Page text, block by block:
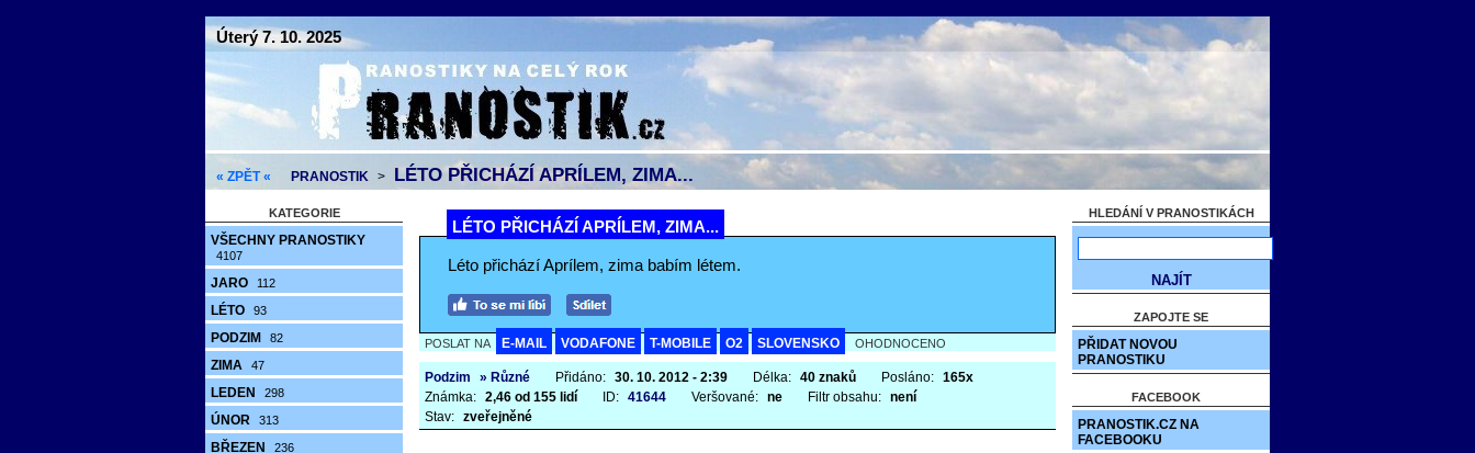
Úterý 7. 10. 2025
« ZPĚT « PRANOSTIK > LÉTO PŘICHÁZÍ APRÍLEM, ZIMA...
KATEGORIE
VŠECHNY PRANOSTIKY
4107
JARO 112
LÉTO 93
PODZIM 82
ZIMA 47
LEDEN 298
ÚNOR 313
BŘEZEN 236
LÉTO PŘICHÁZÍ APRÍLEM, ZIMA...
Léto přichází Aprílem, zima babím létem.
POSLAT NA E-MAIL VODAFONE T-MOBILE O2 SLOVENSKO OHODNOCENO
Podzim » Různé Přidáno: 30. 10. 2012 - 2:39 Délka: 40 znaků Posláno: 165x
Známka: 2,46 od 155 lidí ID: 41644 Veršované: ne Filtr obsahu: není
Stav: zveřejněné
HLEDÁNÍ V PRANOSTIKÁCH
ZAPOJTE SE
PŘIDAT NOVOU
PRANOSTIKU
FACEBOOK
PRANOSTIK.CZ NA
FACEBOOKU